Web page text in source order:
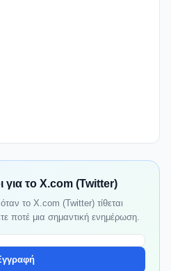
για το X.com (Twitter)
το X.com (Twitter) τίθεται
ποτέ μια σημαντική ενημέρωση.